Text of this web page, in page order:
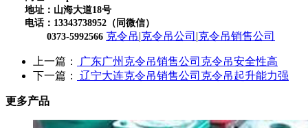
地址：山海大道18号
电话：13343738952（同微信）
0373-5992566 克令吊|克令吊公司 |克令吊销售公司
上一篇：
广东广州克令吊销售公司克令吊安全性高
下一篇：
辽宁大连克令吊销售公司克令吊起升能力强
更多产品